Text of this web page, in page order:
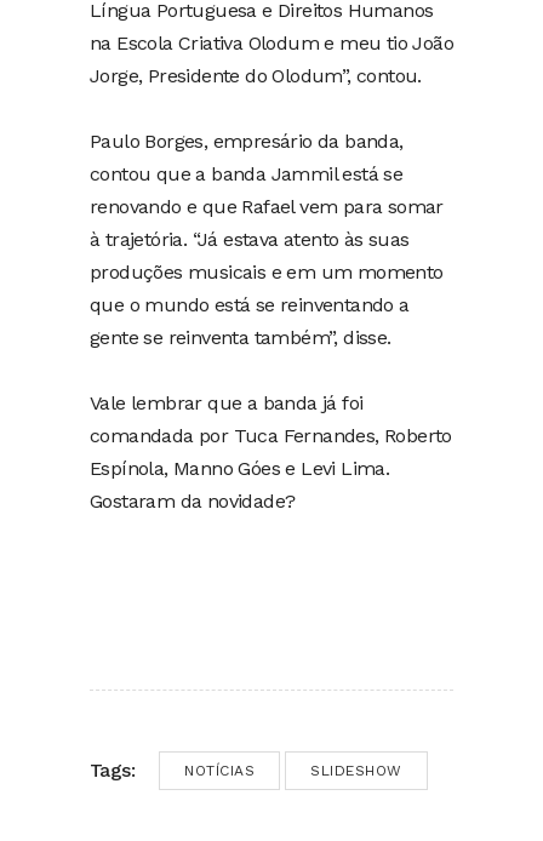
Língua Portuguesa e Direitos Humanos
na Escola Criativa Olodum e meu tio João
Jorge, Presidente do Olodum”, contou.
Paulo Borges, empresário da banda,
contou que a banda Jammil está se
renovando e que Rafael vem para somar
à trajetória. “Já estava atento às suas
produções musicais e em um momento
que o mundo está se reinventando a
gente se reinventa também”, disse.
Vale lembrar que a banda já foi
comandada por Tuca Fernandes, Roberto
Espínola, Manno Góes e Levi Lima.
Gostaram da novidade?
Tags: NOTÍCIAS SLIDESHOW